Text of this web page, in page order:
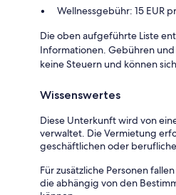
Wellnessgebühr: 15 EUR
Die oben aufgeführte Liste
Informationen. Gebühren
keine Steuern und können
Wissenswertes
Diese Unterkunft wird von
verwaltet. Die Vermietung
geschäftlichen oder
Für zusätzliche Personen
die abhängig von den